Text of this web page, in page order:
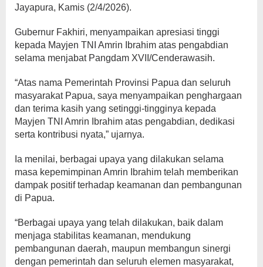
Jayapura, Kamis (2/4/2026).
Gubernur Fakhiri, menyampaikan apresiasi tinggi
kepada Mayjen TNI Amrin Ibrahim atas pengabdian
selama menjabat Pangdam XVII/Cenderawasih.
“Atas nama Pemerintah Provinsi Papua dan seluruh
masyarakat Papua, saya menyampaikan penghargaan
dan terima kasih yang setinggi-tingginya kepada
Mayjen TNI Amrin Ibrahim atas pengabdian, dedikasi
serta kontribusi nyata,” ujarnya.
Ia menilai, berbagai upaya yang dilakukan selama
masa kepemimpinan Amrin Ibrahim telah memberikan
dampak positif terhadap keamanan dan pembangunan
di Papua.
“Berbagai upaya yang telah dilakukan, baik dalam
menjaga stabilitas keamanan, mendukung
pembangunan daerah, maupun membangun sinergi
dengan pemerintah dan seluruh elemen masyarakat,